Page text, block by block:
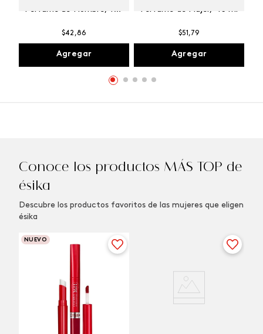
Perfume de Hombre, 100
$42 ,86
Agregar
Perfume de Mujer, 45 ml
$51 ,79
Agregar
Conoce los productos MÁS TOP de
ésika
Descubre los productos favoritos de las mujeres que eligen
ésika
NUEVO